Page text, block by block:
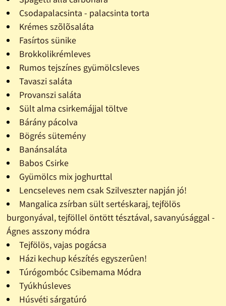
Csodapalacsinta - palacsinta torta
Krémes szõlõsaláta
Fasírtos sünike
Brokkolikrémleves
Rumos tejszínes gyümölcsleves
Tavaszi saláta
Provanszi saláta
Sült alma csirkemájjal töltve
Bárány pácolva
Bögrés sütemény
Banánsaláta
Babos Csirke
Gyümölcs mix joghurttal
Lencseleves nem csak Szilveszter napján jó!
Mangalica zsírban sült sertéskaraj, tejfölös
burgonyával, tejföllel öntött tésztával, savanyúsággal -
Ágnes asszony módra
Tejfölös, vajas pogácsa
Házi kechup készítés egyszerûen!
Túrógombóc Csibemama Módra
Tyúkhúsleves
Húsvéti sárgatúró